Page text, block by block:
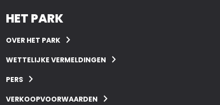
HET PARK
OVER HET PARK
WETTELIJKE VERMELDINGEN
PERS
VERKOOPVOORWAARDEN